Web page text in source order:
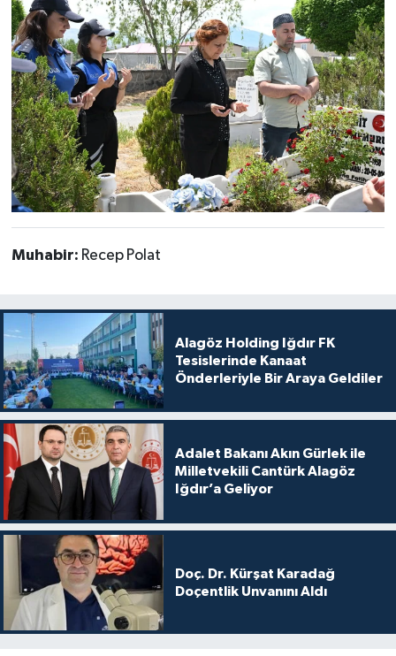
Muhabir: Recep Polat
Alagöz Holding Iğdır FK
Tesislerinde Kanaat
Önderleriyle Bir Araya Geldiler
Adalet Bakanı Akın Gürlek ile
Milletvekili Cantürk Alagöz
Iğdır’a Geliyor
Doç. Dr. Kürşat Karadağ
Doçentlik Unvanını Aldı